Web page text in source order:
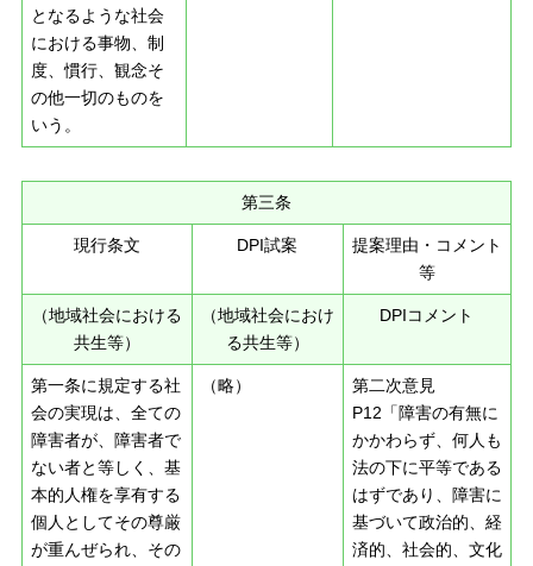
となるような社会
における事物、制
度、慣行、観念そ
の他一切のものを
いう。
第三条
現行条文 DPI試案
提案理由・コメント
等
（地域社会における
共生等）
（地域社会におけ
る共生等）
DPIコメント
第一条に規定する社
会の実現は、全ての
障害者が、障害者で
ない者と等しく、基
本的人権を享有する
個人としてその尊厳
が重んぜられ、その
（略）
第二次意見
P12「障害の有無に
かかわらず、何人も
法の下に平等である
はずであり、障害に
基づいて政治的、経
済的、社会的、文化